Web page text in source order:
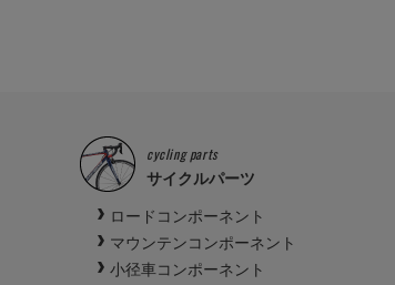
cycling parts
サイクルパーツ
ロードコンポーネント
マウンテンコンポーネント
小径車コンポーネント